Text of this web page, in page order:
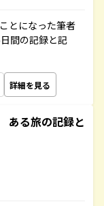
とになった筆者
間の記録と記
詳細を見る
ある旅の記録と